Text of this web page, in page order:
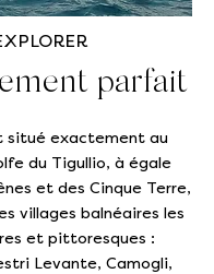
parfait
situé exactement au
du Tigullio, à égale
et des Cinque Terre,
villages balnéaires les
et pittoresques :
Levante, Camogli,